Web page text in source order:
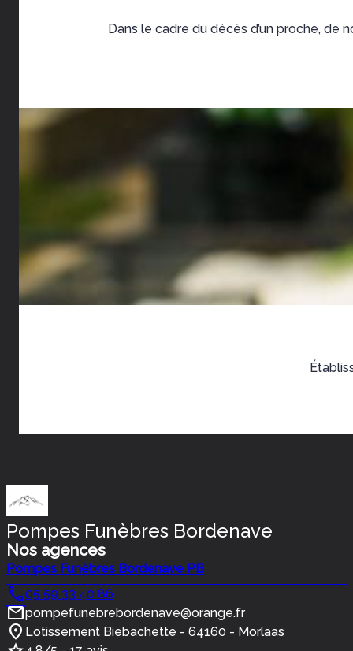
Dans le cadre du décès d’un proche,
Pompes Funèbres Bordenave
Nos agences
Pompes Funèbres Bordenave PB
05 59 33 40 86
pompefunebrebordenave@orange.fr
Lotissement Biebachette - 64160 - Morlaas